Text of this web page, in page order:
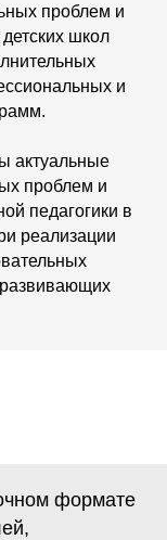
проблем и
школ
и
актуальные
проблем и
педагогики в
реализации
формате